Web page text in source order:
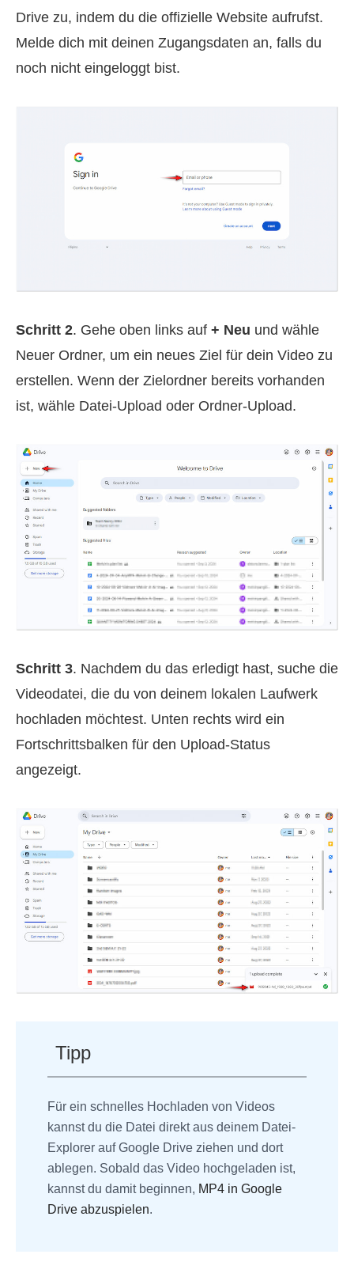
Drive zu, indem du die offizielle Website aufrufst.
Melde dich mit deinen Zugangsdaten an, falls du
noch nicht eingeloggt bist.
Schritt 2. Gehe oben links auf + Neu und wähle
Neuer Ordner, um ein neues Ziel für dein Video zu
erstellen. Wenn der Zielordner bereits vorhanden
ist, wähle Datei-Upload oder Ordner-Upload.
Schritt 3. Nachdem du das erledigt hast, suche die
Videodatei, die du von deinem lokalen Laufwerk
hochladen möchtest. Unten rechts wird ein
Fortschrittsbalken für den Upload-Status
angezeigt.
Tipp
Für ein schnelles Hochladen von Videos
kannst du die Datei direkt aus deinem Datei-
Explorer auf Google Drive ziehen und dort
ablegen. Sobald das Video hochgeladen ist,
kannst du damit beginnen, MP4 in Google
Drive abzuspielen.